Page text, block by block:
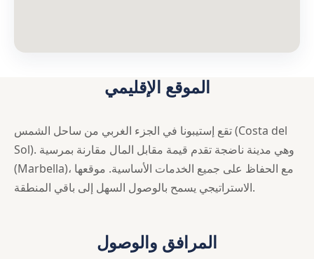
الموقع الإقليمي
تقع إستيبونا في الجزء الغربي من ساحل الشمس (Costa del
Sol). وهي مدينة ناضجة تقدم قيمة مقابل المال مقارنة بمرسية
(Marbella)، مع الحفاظ على جميع الخدمات الأساسية. موقعها
الاستراتيجي يسمح بالوصول السهل إلى باقي المنطقة.
المرافق والوصول